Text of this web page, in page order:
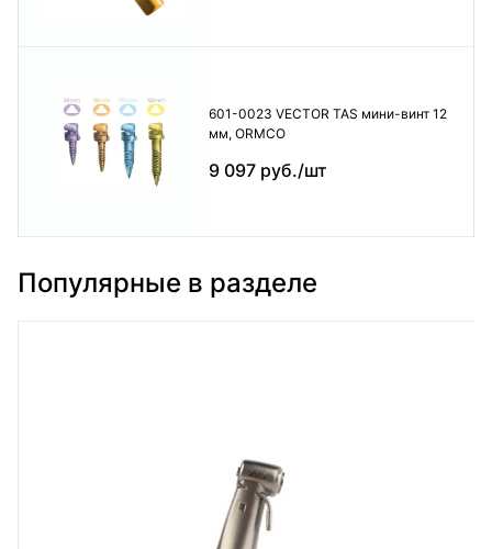
601-0023 VECTOR TAS мини-винт 12
мм, ORMCO
9 097 руб./шт
Популярные в разделе